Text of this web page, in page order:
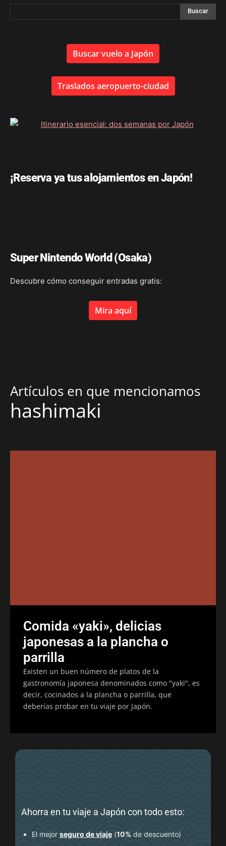
Buscar vuelo a Japón
Traslados aeropuerto-ciudad
¡Reserva ya tus alojamientos en Japón!
Super Nintendo World (Osaka)
Descubre cómo conseguir entradas gratis:
Mira aquí
Artículos en que mencionamos
hashimaki
Comida «yaki», delicias
japonesas a la plancha o
parrilla
Existen un buen número de platos de la
gastronomía japonesa denominados como "yaki", es
decir, cocinados a la plancha o parrilla, que
deberías probar en tu viaje por Japón.
Ahorra en tu viaje a Japón con todo esto:
El mejor seguro de viaje (10% de descuento)